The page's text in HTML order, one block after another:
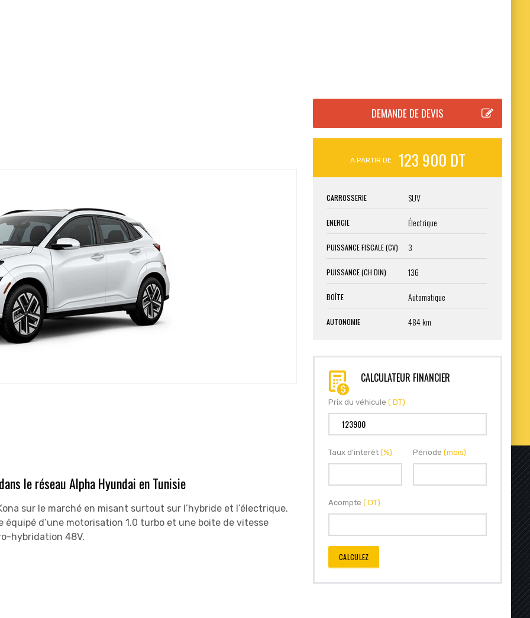
le réseau Alpha Hyundai en Tunisie
sur le marché en misant surtout sur l’hybride et l’électrique.
équipé d’une motorisation 1.0 turbo et une boite de vitesse
hybridation 48V.
A PARTIR DE 123 900 DT
CARROSSERIE SUV
ENERGIE Électrique
PUISSANCE FISCALE (CV) 3
PUISSANCE (CH DIN) 136
BOÎTE Automatique
AUTONOMIE 484 km
CALCULATEUR FINANCIER
Prix du véhicule ( DT)
Taux d'interêt (%) Période (mois)
Acompte ( DT)
CALCULEZ